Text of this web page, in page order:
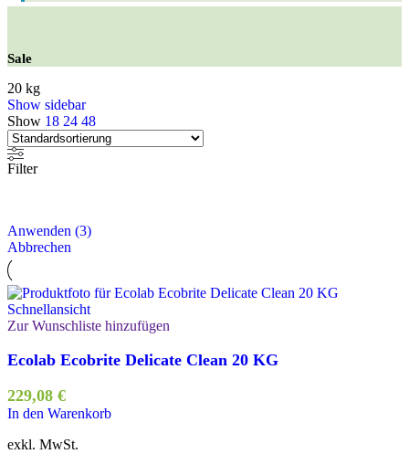
Sale
20 kg
Show sidebar
Show 18 24 48
Filter
Anwenden (3)
Abbrechen
Schnellansicht
Zur Wunschliste hinzufügen
Ecolab Ecobrite Delicate Clean 20 KG
229,08 €
In den Warenkorb
exkl. MwSt.